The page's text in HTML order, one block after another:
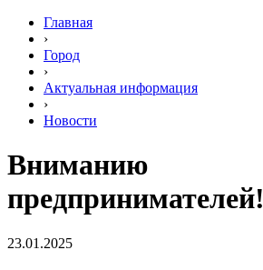
Главная
›
Город
›
Актуальная информация
›
Новости
Вниманию
предпринимателей!
23.01.2025